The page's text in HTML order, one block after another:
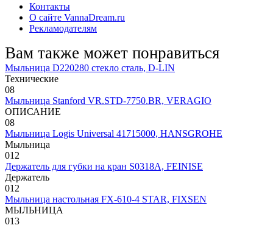
Контакты
О сайте VannaDream.ru
Рекламодателям
Вам также может понравиться
Мыльница D220280 стекло сталь, D-LIN
Технические
08
Мыльница Stanford VR.STD-7750.BR, VERAGIO
ОПИСАНИЕ
08
Мыльница Logis Universal 41715000, HANSGROHE
Мыльница
012
Держатель для губки на кран S0318A, FEINISE
Держатель
012
Мыльница настольная FX-610-4 STAR, FIXSEN
МЫЛЬНИЦА
013